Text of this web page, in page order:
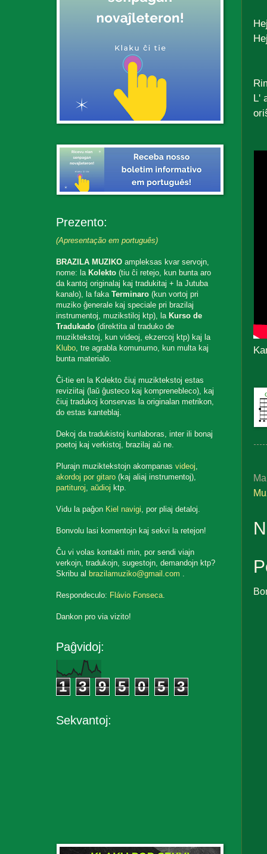
L'
Prezento:
(Apresentação em português)
BRAZILA MUZIKO ampleksas kvar servojn,
nome: la Kolekto (tiu ĉi retejo, kun bunta aro
da kantoj originalaj kaj tradukitaj + la Jutuba
kanalo), la fakaTerminaro (kun vortoj pri
muziko ĝenerale kaj speciale pri brazilaj
instrumentoj, muzikstiloj ktp), la Kurso de
Tradukado (direktita al traduko de
muziktekstoj, kun videoj, ekzercoj ktp) kaj la
Klubo, tre agrabla komunumo, kun multa kaj
bunta materialo.
Ĉi-tie en la Kolekto ĉiuj muziktekstoj estas
reviziitaj (laŭ ĝusteco kaj komprenebleco), kaj
ĉiuj tradukoj konservas la originalan metrikon,
do estas kanteblaj.
Dekoj da tradukistoj kunlaboras, inter ili bonaj
poetoj kaj verkistoj, brazilaj aŭ ne.
Plurajn muziktekstojn akompanasvideoj,
akordoj por gitaro (kaj aliaj instrumentoj),
partituroj,aŭdioj ktp.
Vidu la paĝon Kiel navigi, por pliaj detaloj.
Bonvolu lasi komentojn kaj sekvi la retejon!
Ĉu vi volas kontakti min, por sendi viajn
verkojn, tradukojn, sugestojn, demandojn ktp?
Skribu al brazilamuziko@gmail.com .
Respondeculo: Flávio Fonseca.
Dankon pro via vizito!
Paĝvidoj:
1 3 9 5 0 5 3
Sekvantoj: